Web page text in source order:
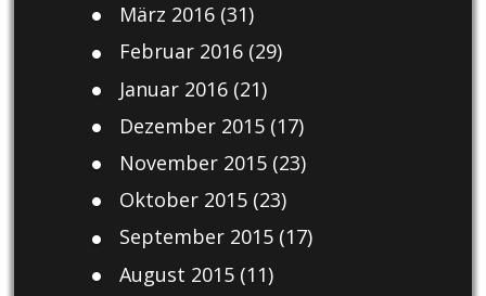
März 2016(31)
Februar 2016(29)
Januar 2016(21)
Dezember 2015(17)
November 2015(23)
Oktober 2015(23)
September 2015(17)
August 2015(11)